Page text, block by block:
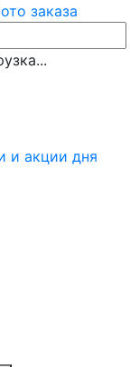
заказа
и акции дня